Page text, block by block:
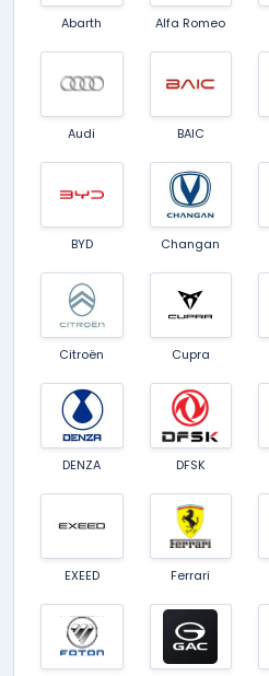
Abarth Alfa Romeo
Audi BAIC
BYD Changan
Citroën Cupra
DENZA DFSK
EXEED Ferrari